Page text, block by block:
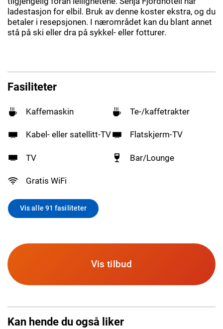
ladestasjon for elbil. Bruk av denne koster ekstra, og du
betaler i resepsjonen. I nærområdet kan du blant annet
stå på ski eller dra på sykkel- eller fotturer.
Fasiliteter
Kaffemaskin Te-/kaffetrakter
Kabel- eller satellitt-TV Flatskjerm-TV
TV Bar/Lounge
Gratis WiFi
Vis alle 91 fasiliteter
Vis tilbud
Kan hende du også liker